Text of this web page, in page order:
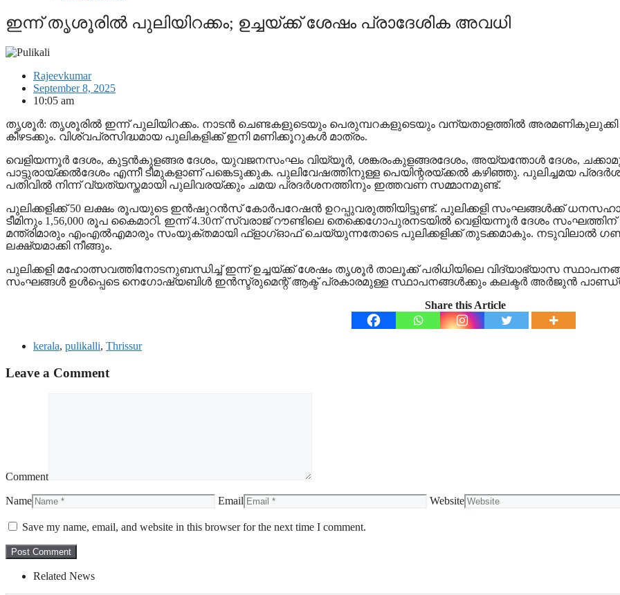
ഇന്ന് തൃശൂരില്‍ പുലിയിറക്കം; ഉച്ചയ്ക്ക് ശേഷം പ്രാദേശിക അവധി
Rajeevkumar
September 8, 2025
10:05 am
തൃശൂര്‍: തൃശൂരില്‍ ഇന്ന് പുലിയിറക്കം. നാടന്‍ ചെണ്ടകളുടെയും പെരുമ്പറകളുടെയും വന്യതാളത്തില്‍ അരമണികുലുക്കി
കീഴടക്കും. വിശ്വപ്രസിദ്ധമായ പുലികളിക്ക് ഇനി മണിക്കൂറുകള്‍ മാത്രം.
വെളിയന്നൂര്‍ ദേശം, കുട്ടന്‍കുളങ്ങര ദേശം, യുവജനസംഘം വിയ്യൂര്‍, ശങ്കരംകുളങ്ങരദേശം, അയ്യന്തോള്‍ ദേശം,
പാട്ടുരായ്ക്കല്‍ദേശം എന്നീ ടീമുകളാണ് പങ്കെടുക്കുക. പുലിവേഷത്തിനുള്ള പെയിന്റരയ്ക്കല്‍ കഴിഞ്ഞു. പുലിച്ചമയ
പതിവില്‍ നിന്ന് വ്യത്യസ്തമായി പുലിവരയ്ക്കും ചമയ പ്രദര്‍ശനത്തിനും ഇത്തവണ സമ്മാനമുണ്ട്.
പുലിക്കളിക്ക് 50 ലക്ഷം രൂപയുടെ ഇന്‍ഷുറന്‍സ് കോര്‍പറേഷന്‍ ഉറപ്പുവരുത്തിയിട്ടുണ്ട്. പുലിക്കളി സംഘങ്ങള്‍ക്ക്
ടീമിനും 1,56,000 രൂപ കൈമാറി. ഇന്ന് 4.30ന് സ്വരാജ് റൗണ്ടിലെ തെക്കെഗോപുരനടയില്‍ വെളിയന്നൂര്‍ ദേശം
മന്ത്രിമാരും എംഎല്‍എമാരും സംയുക്തമായി ഫ്‌ളാഗ്ഓഫ് ചെയ്യുന്നതോടെ പുലിക്കളിക്ക് തുടക്കമാകും. നടുവിലാല്‍
ലക്ഷ്യമാക്കി നീങ്ങും.
പുലിക്കളി മഹോത്സവത്തിനോടനുബന്ധിച്ച് ഇന്ന് ഉച്ചയ്ക്ക് ശേഷം തൃശൂര്‍ താലൂക്ക് പരിധിയിലെ വിദ്യാഭ്യാസ
സംഘങ്ങള്‍ ഉള്‍പ്പെടെ നെഗോഷ്യബിള്‍ ഇന്‍സ്ട്രുമെന്റ് ആക്ട് പ്രകാരമുള്ള സ്ഥാപനങ്ങള്‍ക്കും കലക്ടര്‍ അര്‍ജുന്‍ പാണ്ഡ്യന്‍
Share this Article
kerala, pulikalli, Thrissur
Leave a Comment
Comment
Name Email Website
Save my name, email, and website in this browser for the next time I comment.
Related News